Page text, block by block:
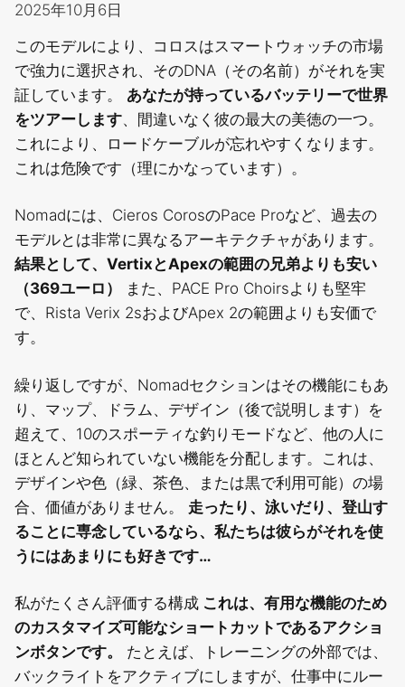
2025年10月6日
このモデルにより、コロスはスマートウォッチの市場
で強力に選択され、そのDNA（その名前）がそれを実
証しています。 あなたが持っているバッテリーで世界
をツアーします、間違いなく彼の最大の美徳の一つ。
これにより、ロードケーブルが忘れやすくなります。
これは危険です（理にかなっています）。
Nomadには、Cieros CorosのPace Proなど、過去の
モデルとは非常に異なるアーキテクチャがあります。
結果として、VertixとApexの範囲の兄弟よりも安い
（369ユーロ）
また、PACE Pro Choirsよりも堅牢
で、Rista Verix 2sおよびApex 2の範囲よりも安価で
す。
繰り返しですが、Nomadセクションはその機能にもあ
り、マップ、ドラム、デザイン（後で説明します）を
超えて、10のスポーティな釣りモードなど、他の人に
ほとんど知られていない機能を分配します。これは、
デザインや色（緑、茶色、または黒で利用可能）の場
合、価値がありません。 走ったり、泳いだり、登山す
ることに専念しているなら、私たちは彼らがそれを使
うにはあまりにも好きです…
私がたくさん評価する構成 これは、有用な機能のため
のカスタマイズ可能なショートカットであるアクショ
ンボタンです。
たとえば、トレーニングの外部では、
バックライトをアクティブにしますが、仕事中にルー